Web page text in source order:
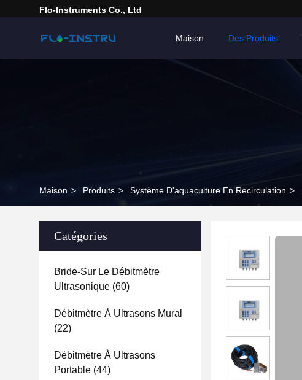
Flo-Instruments Co., Ltd
Maison Des Produits
Maison > Produits > Système D'aquaculture En Recirculation >
Catégories
Bride-Sur Le Débitmètre
Ultrasonique (60)
Débitmètre À Ultrasons Mural
(22)
Débitmètre À Ultrasons
Portable (44)